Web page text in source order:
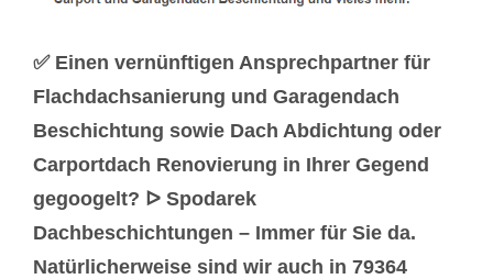
✅ Einen vernünftigen Ansprechpartner für
Flachdachsanierung und Garagendach
Beschichtung sowie Dach Abdichtung oder
Carportdach Renovierung in Ihrer Gegend
gegoogelt? ᐅ Spodarek
Dachbeschichtungen – Immer für Sie da.
Natürlicherweise sind wir auch in 79364